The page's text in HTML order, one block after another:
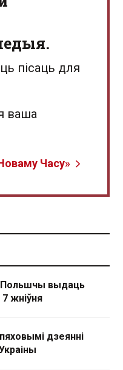
пісаць для
ваша
Часу»
Польшчы выдаць
7 жніўня
дзеянні